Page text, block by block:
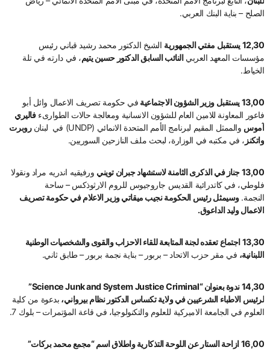
الصلح – بناية البنك العربي.
12,30 يستقبل مفتي الجمهورية
الشيخ الدكتور محمد رشيد قباني رئيس
مؤسسات المعهد العربيالنائب السابق الدكتور حسين يتيم، في دارته في تلة
الخياط.
13,00 يستقبل وزير الشؤون الاجتماعية
في حكومة تصريف الاعمال وائل أبو
فاعور المعاونة للامين العام للشؤون الانسانية ومعالجة حالات الطوارىءفاليري
آموس والممثل المقيم لبرنامج الأمم المتحدة الانمائي (UNDP) في لبنان
روبرت
واتكنز ، في مكتبه في الوزارة، لبحث ملف النازحين السوريين.
13,00 جناز في الذكرى الثامنة لاستشهاد جبران تويني
ورفيقيه اندريه مراد ونقولا
فلوطي، في كاتدرائية القديس جاروجيوس للروم الارثوذكس – ساحة
النجمة.وسيمثل رئيس الحكومة نجيب ميقاتي وزير الاعلام في حكومة تصريف
الاعمال وليد الداعوق.
13,30 اجتماع تعقده لجنة المتابعة للقاء الاحزاب والقوى والشخصيات الوطنية
اللبنانية، في مقر حزب الاتحاد – بربور – بناية نجمة بربور – طابق ثاني.
14,30 ندوة بعنوان “Science Junk and System Justice Criminal”
لرئيس الاطباء الشرعيين في ولاية تكساس الدكتور نظام بيرواني، بدعوة من كلية
العلوم في الجامعة الاميركية للعلوم والتكنولوجيا، في قاعة المؤتمرات – بلوك 7.
16,00 ازاحة الستار عن اللوحة التذكارية واطلاق اسم “مجمع محمد بركات”